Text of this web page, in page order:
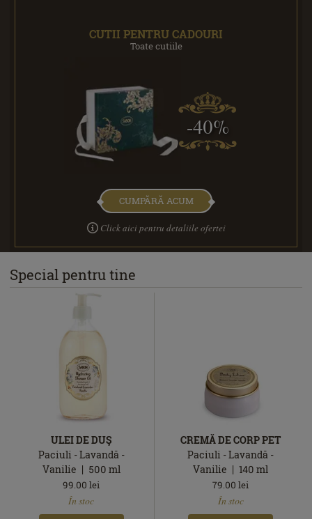
CUTII PENTRU CADOURI
Toate cutiile
-40%
CUMPĂRĂ ACUM
Click aici pentru detaliile ofertei
Special pentru tine
ULEI DE DUŞ
Paciuli - Lavandă -
Vanilie
500 ml
99.00 lei
În stoc
CREMĂ DE CORP PET
Paciuli - Lavandă -
Vanilie
140ml
79.00 lei
În stoc